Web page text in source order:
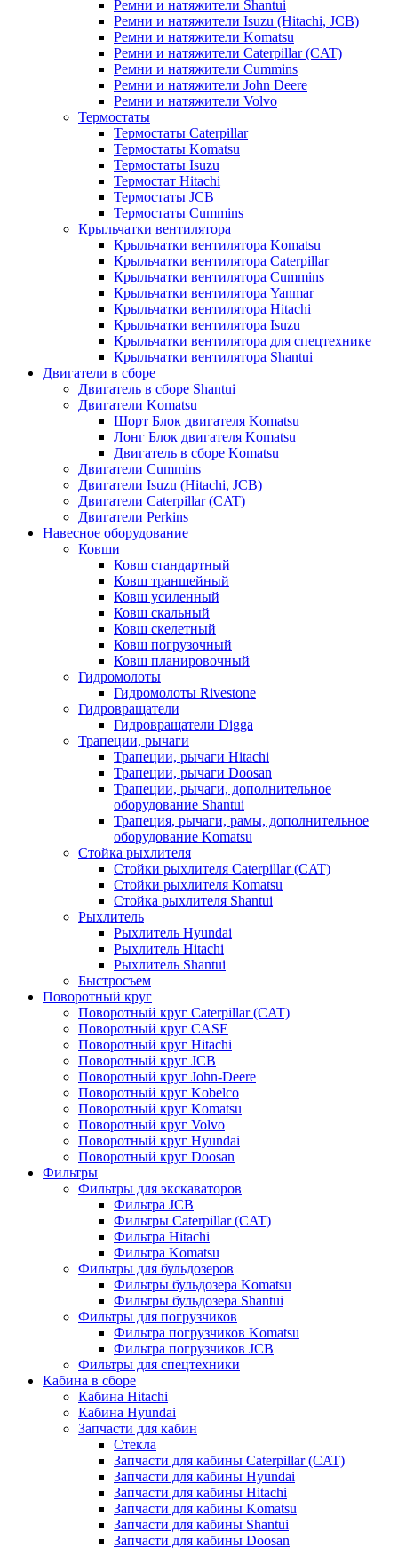
Ремни и натяжители Shantui
Ремни и натяжители Isuzu (Hitachi, JCB)
Ремни и натяжители Komatsu
Ремни и натяжители Caterpillar (CAT)
Ремни и натяжители Cummins
Ремни и натяжители John Deere
Ремни и натяжители Volvo
Термостаты
Термостаты Caterpillar
Термостаты Komatsu
Термостаты Isuzu
Термостат Hitachi
Термостаты JCB
Термостаты Cummins
Крыльчатки вентилятора
Крыльчатки вентилятора Komatsu
Крыльчатки вентилятора Caterpillar
Крыльчатки вентилятора Cummins
Крыльчатки вентилятора Yanmar
Крыльчатки вентилятора Hitachi
Крыльчатки вентилятора Isuzu
Крыльчатки вентилятора для спецтехнике
Крыльчатки вентилятора Shantui
Двигатели в сборе
Двигатель в сборе Shantui
Двигатели Komatsu
Шорт Блок двигателя Komatsu
Лонг Блок двигателя Komatsu
Двигатель в сборе Komatsu
Двигатели Cummins
Двигатели Isuzu (Hitachi, JCB)
Двигатели Caterpillar (CAT)
Двигатели Perkins
Навесное оборудование
Ковши
Ковш стандартный
Ковш траншейный
Ковш усиленный
Ковш скальный
Ковш скелетный
Ковш погрузочный
Ковш планировочный
Гидромолоты
Гидромолоты Rivestone
Гидровращатели
Гидровращатели Digga
Трапеции, рычаги
Трапеции, рычаги Hitachi
Трапеции, рычаги Doosan
Трапеции, рычаги, дополнительное
оборудование Shantui
Трапеция, рычаги, рамы, дополнительное
оборудование Komatsu
Стойка рыхлителя
Стойки рыхлителя Caterpillar (CAT)
Стойки рыхлителя Komatsu
Стойка рыхлителя Shantui
Рыхлитель
Рыхлитель Hyundai
Рыхлитель Hitachi
Рыхлитель Shantui
Быстросъем
Поворотный круг
Поворотный круг Caterpillar (CAT)
Поворотный круг CASE
Поворотный круг Hitachi
Поворотный круг JCB
Поворотный круг John-Deere
Поворотный круг Kobelco
Поворотный круг Komatsu
Поворотный круг Volvo
Поворотный круг Hyundai
Поворотный круг Doosan
Фильтры
Фильтры для экскаваторов
Фильтра JCB
Фильтры Caterpillar (CAT)
Фильтра Hitachi
Фильтра Komatsu
Фильтры для бульдозеров
Фильтры бульдозера Komatsu
Фильтры бульдозера Shantui
Фильтры для погрузчиков
Фильтра погрузчиков Komatsu
Фильтра погрузчиков JCB
Фильтры для спецтехники
Кабина в сборе
Кабина Hitachi
Кабина Hyundai
Запчасти для кабин
Стекла
Запчасти для кабины Caterpillar (CAT)
Запчасти для кабины Hyundai
Запчасти для кабины Hitachi
Запчасти для кабины Komatsu
Запчасти для кабины Shantui
Запчасти для кабины Doosan